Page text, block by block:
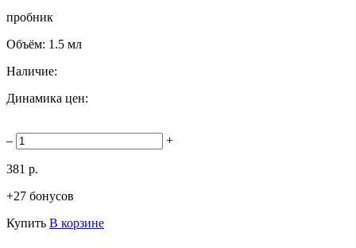
пробник
Объём: 1.5 мл
Наличие:
Динамика цен:
– +
381 р.
+27 бонусов
Купить В корзине